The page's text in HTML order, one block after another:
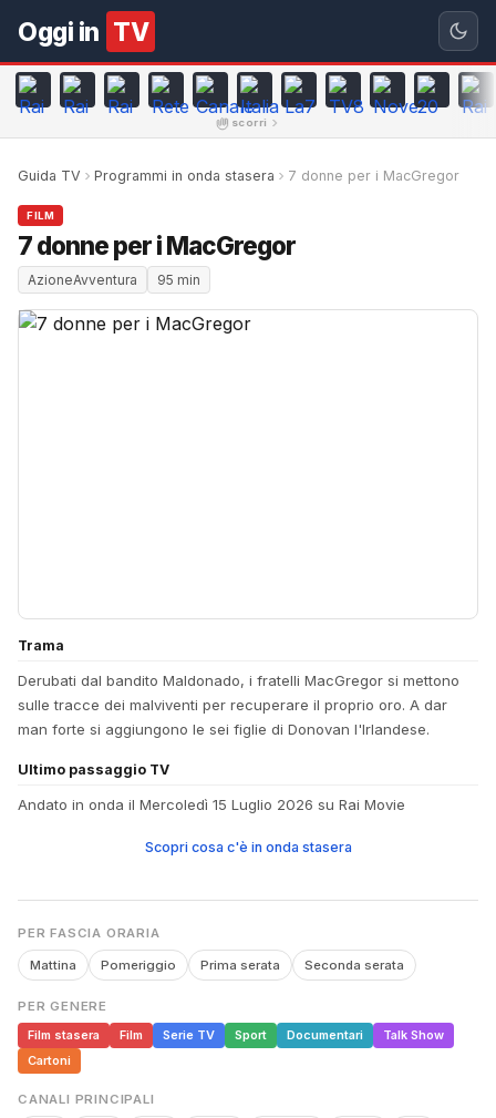
Oggi in TV
scorri
Guida TV Programmi in onda stasera 7 donne per i MacGregor
FILM
7 donne per i MacGregor
AzioneAvventura 95 min
Trama
Derubati dal bandito Maldonado, i fratelli MacGregor si mettono
sulle tracce dei malviventi per recuperare il proprio oro. A dar
man forte si aggiungono le sei figlie di Donovan l'Irlandese.
Ultimo passaggio TV
Andato in onda il Mercoledì 15 Luglio 2026 su Rai Movie
Scopri cosa c'è in onda stasera
PER FASCIA ORARIA
Mattina Pomeriggio Prima serata Seconda serata
PER GENERE
Film stasera
Film Serie TV Sport Documentari
Talk Show
Cartoni
CANALI PRINCIPALI